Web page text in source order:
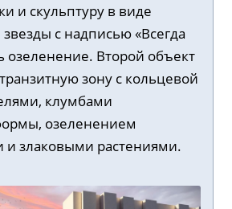
и скульптуру в виде
с надписью «Всегда
озеленение. Второй объект
зону с кольцевой
клумбами
озеленением
и злаковыми растениями.